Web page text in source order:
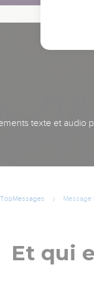
texte et audio
TopMessages Message
Et qui